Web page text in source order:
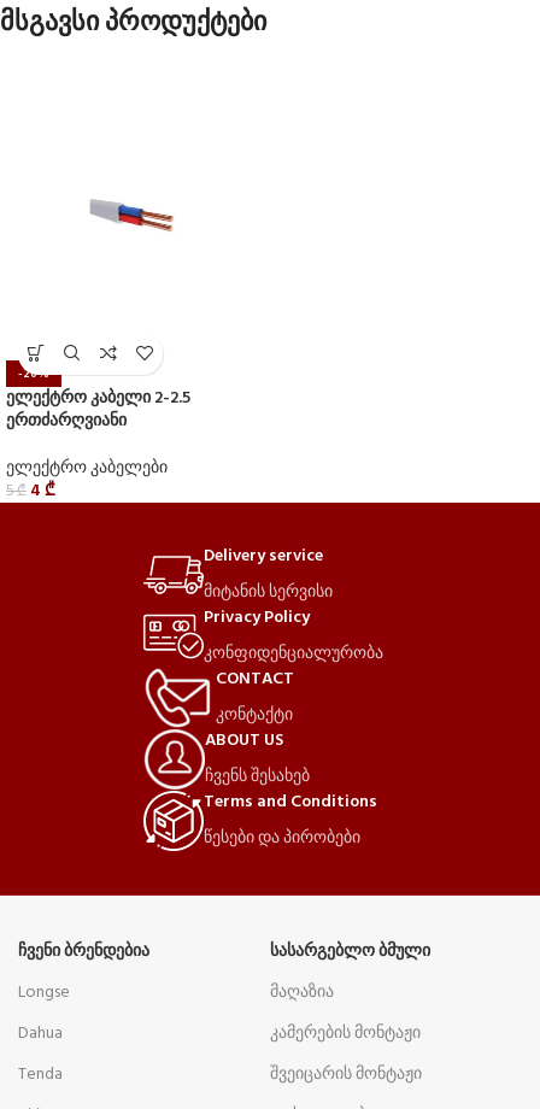
მსგავსი პროდუქტები
-20%
ელექტრო კაბელი 2-2.5
ერთძარღვიანი
ელექტრო კაბელები
5₾ 4₾
Delivery service
მიტანის სერვისი
Privacy Policy
კონფიდენციალურობა
CONTACT
კონტაქტი
ABOUT US
ჩვენს შესახებ
Terms and Conditions
წესები და პირობები
ᲩᲕᲔᲜᲘ ᲑᲠᲔᲜᲓᲔᲑᲘᲐ
Longse
Dahua
Tenda
ᲡᲐᲡᲐᲠᲒᲔᲑᲚᲝ ᲑᲛᲣᲚᲘ
მაღაზია
კამერების მონტაჟი
შვეიცარის მონტაჟი